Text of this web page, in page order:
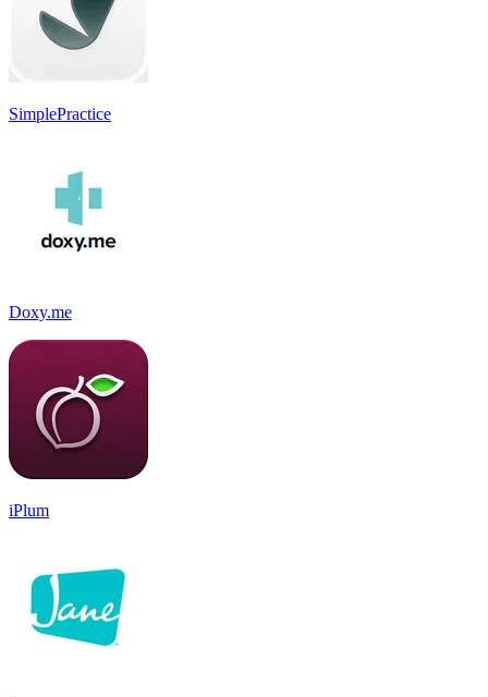
SimplePractice
Doxy.me
iPlum